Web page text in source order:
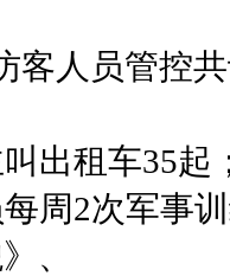
客人员管控
叫出租车35起
每周2次军事
、